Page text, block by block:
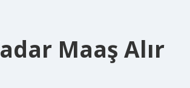
Maaş Alır